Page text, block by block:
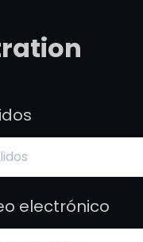
electrónico